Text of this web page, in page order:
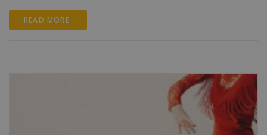
READ MORE